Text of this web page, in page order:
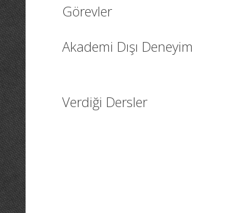
Görevler
Akademi Dışı Deneyim
Verdiği Dersler